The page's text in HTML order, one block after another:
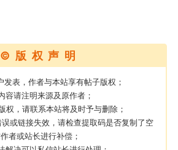
道具 排行榜
略教程 联机招募
©版权声明
发表，作者与本站享有帖子版权；
容请注明来源及原作者；
权，请联系本站将及时予与删除；
或链接失效，请检查提取码是否复制了空
者或站长进行补偿；